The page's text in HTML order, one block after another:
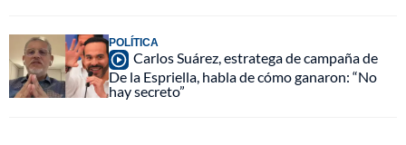
POLÍTICA
Carlos Suárez, estratega de campaña de
De la Espriella, habla de cómo ganaron: “No
hay secreto”